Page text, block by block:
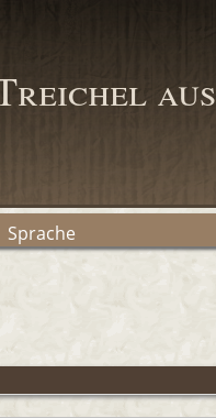
aus
Sprache